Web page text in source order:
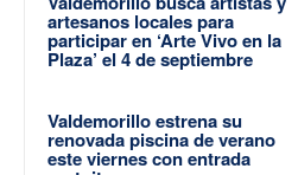
artesanos locales para
participar en ‘Arte Vivo en la
Plaza’ el 4 de septiembre
Valdemorillo estrena su
renovada piscina de verano
este viernes con entrada